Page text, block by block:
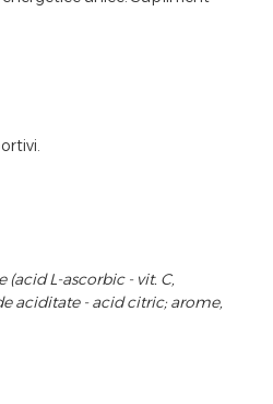
L-ascorbic - vit. C,
aciditate - acid citric; arome,